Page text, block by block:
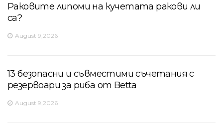
Раковите липоми на кучетата ракови ли
са?
August 9,2026
13 безопасни и съвместими съчетания с
резервоари за риба от Betta
August 9,2026